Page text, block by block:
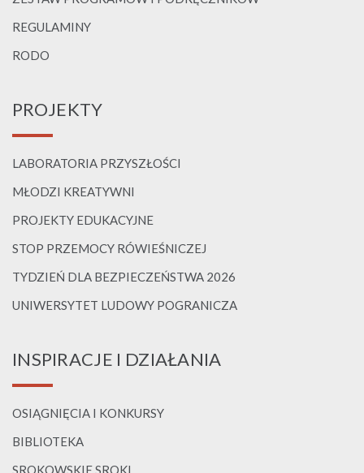
REGULAMINY
RODO
PROJEKTY
LABORATORIA PRZYSZŁOŚCI
MŁODZI KREATYWNI
PROJEKTY EDUKACYJNE
STOP PRZEMOCY RÓWIEŚNICZEJ
TYDZIEŃ DLA BEZPIECZEŃSTWA 2026
UNIWERSYTET LUDOWY POGRANICZA
INSPIRACJE I DZIAŁANIA
OSIĄGNIĘCIA I KONKURSY
BIBLIOTEKA